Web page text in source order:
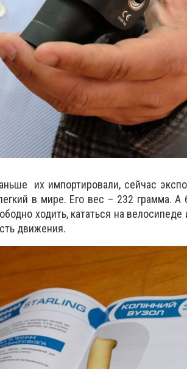
их импортировали, сейчас
в мире. Его вес – 232 грамма. А
ходить, кататься на велосипеде
движения.